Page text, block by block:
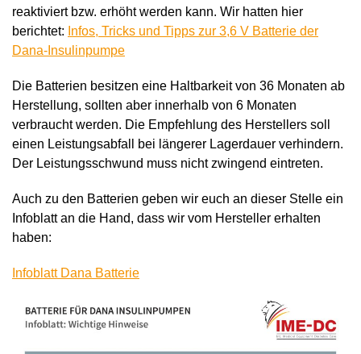
reaktiviert bzw. erhöht werden kann. Wir hatten hier
berichtet: Infos, Tricks und Tipps zur 3,6 V Batterie der
Dana-Insulinpumpe
Die Batterien besitzen eine Haltbarkeit von 36 Monaten ab
Herstellung, sollten aber innerhalb von 6 Monaten
verbraucht werden. Die Empfehlung des Herstellers soll
einen Leistungsabfall bei längerer Lagerdauer verhindern.
Der Leistungsschwund muss nicht zwingend eintreten.
Auch zu den Batterien geben wir euch an dieser Stelle ein
Infoblatt an die Hand, dass wir vom Hersteller erhalten
haben:
Infoblatt Dana Batterie